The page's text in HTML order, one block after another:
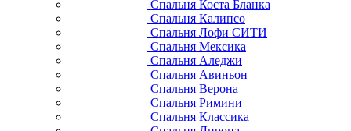
Спальня Коста Бланка
Спальня Калипсо
Спальня Лофи СИТИ
Спальня Мексика
Спальня Аледжи
Спальня Авиньон
Спальня Верона
Спальня Римини
Спальня Классика